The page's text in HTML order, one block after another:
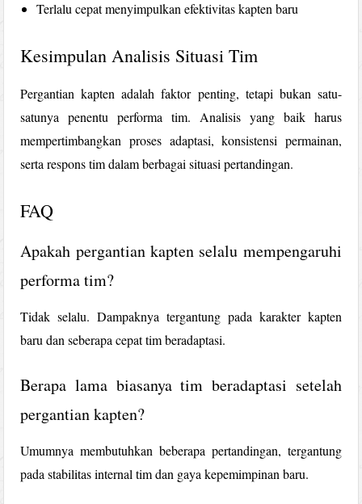
Terlalu cepat menyimpulkan efektivitas kapten baru
Kesimpulan Analisis Situasi Tim
Pergantian kapten adalah faktor penting, tetapi bukan satu-
satunya penentu performa tim. Analisis yang baik harus
mempertimbangkan proses adaptasi, konsistensi permainan,
serta respons tim dalam berbagai situasi pertandingan.
FAQ
Apakah pergantian kapten selalu mempengaruhi
performa tim?
Tidak selalu. Dampaknya tergantung pada karakter kapten
baru dan seberapa cepat tim beradaptasi.
Berapa lama biasanya tim beradaptasi setelah
pergantian kapten?
Umumnya membutuhkan beberapa pertandingan, tergantung
pada stabilitas internal tim dan gaya kepemimpinan baru.